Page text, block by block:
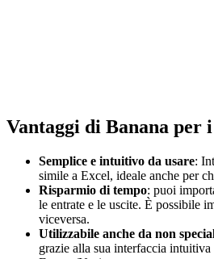
Vantaggi di Banana per
Semplice e intuitivo da usare:
simile a Excel, ideale anche per
Risparmio di tempo: puoi
le entrate e le uscite. È possibile
viceversa.
Utilizzabile anche da non
grazie alla sua interfaccia